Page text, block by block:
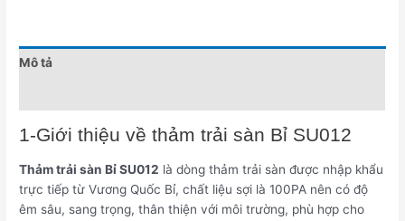
Mô tả
1-Giới thiệu về thảm trải sàn Bỉ SU012
Thảm trải sàn Bỉ SU012 là dòng thảm trải sàn được nhập khẩu
trực tiếp từ Vương Quốc Bỉ, chất liệu sợi là 100PA nên có độ
êm sâu, sang trọng, thân thiện với môi trường, phù hợp cho